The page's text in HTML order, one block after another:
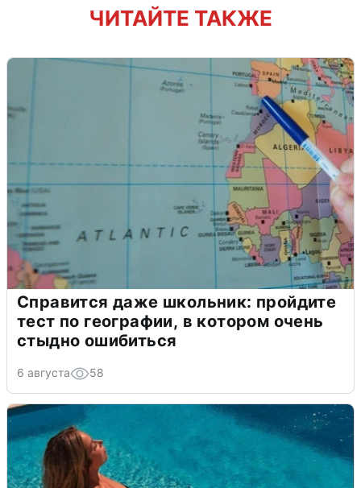
ЧИТАЙТЕ ТАКЖЕ
Справится даже школьник: пройдите
тест по географии, в котором очень
стыдно ошибиться
6 августа 58